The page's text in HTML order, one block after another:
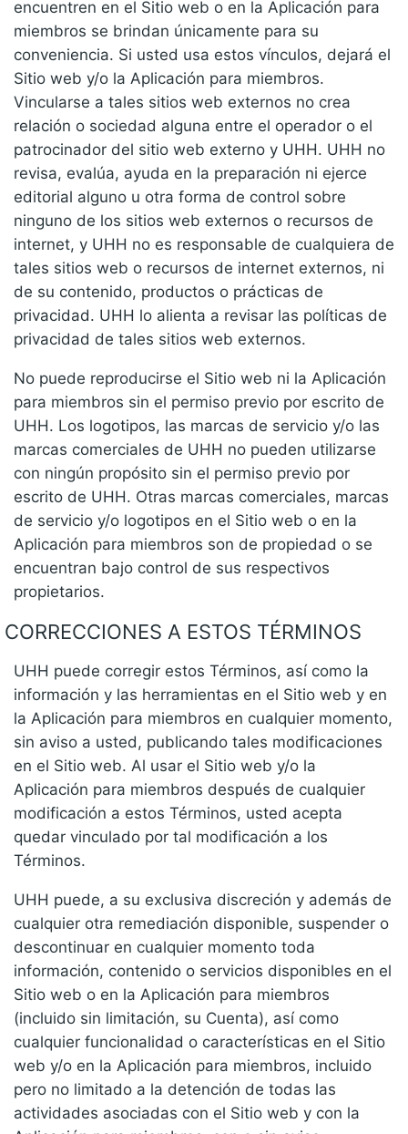
encuentren en el Sitio web o en la Aplicación para
miembros se brindan únicamente para su
conveniencia. Si usted usa estos vínculos, dejará el
Sitio web y/o la Aplicación para miembros.
Vincularse a tales sitios web externos no crea
relación o sociedad alguna entre el operador o el
patrocinador del sitio web externo y UHH. UHH no
revisa, evalúa, ayuda en la preparación ni ejerce
editorial alguno u otra forma de control sobre
ninguno de los sitios web externos o recursos de
internet, y UHH no es responsable de cualquiera de
tales sitios web o recursos de internet externos, ni
de su contenido, productos o prácticas de
privacidad. UHH lo alienta a revisar las políticas de
privacidad de tales sitios web externos.
No puede reproducirse el Sitio web ni la Aplicación
para miembros sin el permiso previo por escrito de
UHH. Los logotipos, las marcas de servicio y/o las
marcas comerciales de UHH no pueden utilizarse
con ningún propósito sin el permiso previo por
escrito de UHH. Otras marcas comerciales, marcas
de servicio y/o logotipos en el Sitio web o en la
Aplicación para miembros son de propiedad o se
encuentran bajo control de sus respectivos
propietarios.
CORRECCIONES A ESTOS TÉRMINOS
UHH puede corregir estos Términos, así como la
información y las herramientas en el Sitio web y en
la Aplicación para miembros en cualquier momento,
sin aviso a usted, publicando tales modificaciones
en el Sitio web. Al usar el Sitio web y/o la
Aplicación para miembros después de cualquier
modificación a estos Términos, usted acepta
quedar vinculado por tal modificación a los
Términos.
UHH puede, a su exclusiva discreción y además de
cualquier otra remediación disponible, suspender o
descontinuar en cualquier momento toda
información, contenido o servicios disponibles en el
Sitio web o en la Aplicación para miembros
(incluido sin limitación, su Cuenta), así como
cualquier funcionalidad o características en el Sitio
web y/o en la Aplicación para miembros, incluido
pero no limitado a la detención de todas las
actividades asociadas con el Sitio web y con la